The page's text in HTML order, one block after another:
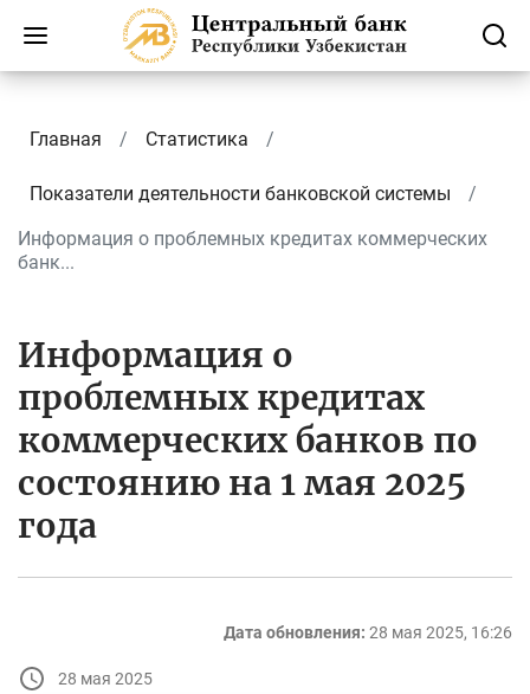
Главная Статистика
Показатели деятельности банковской системы
Информация о проблемных кредитах коммерческих
банк...
Информация о
проблемных кредитах
коммерческих банков по
состоянию на 1 мая 2025
года
Дата обновления: 28 мая 2025, 16:26
28 мая 2025